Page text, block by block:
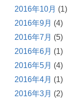
2016年10月 (1)
2016年9月 (4)
2016年7月 (5)
2016年6月 (1)
2016年5月 (4)
2016年4月 (1)
2016年3月 (2)